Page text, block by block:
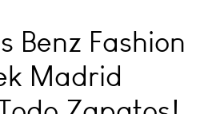
Benz Fashion
Madrid